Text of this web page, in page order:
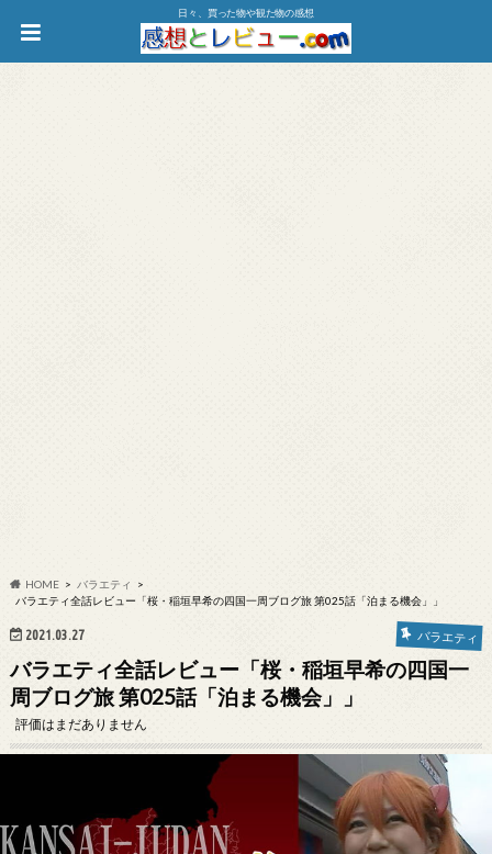
日々、買った物や観た物の感想
HOME
バラエティ
バラエティ全話レビュー「桜・稲垣早希の四国一周ブログ旅 第025話「泊まる機会」」
2021.03.27 バラエティ
バラエティ全話レビュー「桜・稲垣早希の四国一
周ブログ旅 第025話「泊まる機会」」
評価はまだありません